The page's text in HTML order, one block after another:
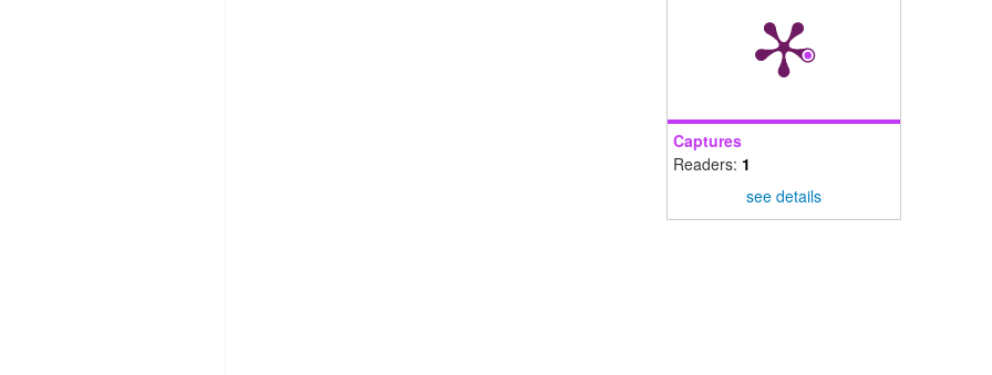
Captures
Readers: 1
see details